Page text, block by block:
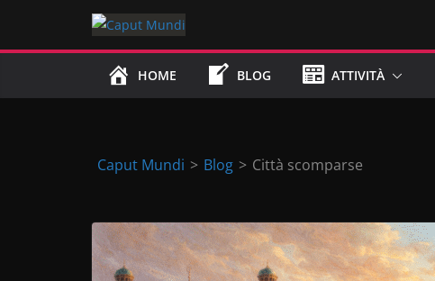
HOME BLOG ATTIVITÀ
Caput Mundi > Blog > Città scomparse